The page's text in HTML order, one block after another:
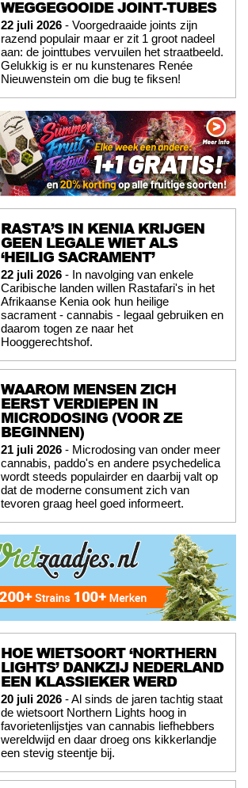
WEGGEGOOIDE JOINT-TUBES
22 juli 2026 - Voorgedraaide joints zijn
razend populair maar er zit 1 groot nadeel
aan: de jointtubes vervuilen het straatbeeld.
Gelukkig is er nu kunstenares Renée
Nieuwenstein om die bug te fiksen!
RASTA’S IN KENIA KRIJGEN
GEEN LEGALE WIET ALS
‘HEILIG SACRAMENT’
22 juli 2026 - In navolging van enkele
Caribische landen willen Rastafari's in het
Afrikaanse Kenia ook hun heilige
sacrament - cannabis - legaal gebruiken en
daarom togen ze naar het
Hooggerechtshof.
WAAROM MENSEN ZICH
EERST VERDIEPEN IN
MICRODOSING (VOOR ZE
BEGINNEN)
21 juli 2026 - Microdosing van onder meer
cannabis, paddo's en andere psychedelica
wordt steeds populairder en daarbij valt op
dat de moderne consument zich van
tevoren graag heel goed informeert.
HOE WIETSOORT ‘NORTHERN
LIGHTS’ DANKZIJ NEDERLAND
EEN KLASSIEKER WERD
20 juli 2026 - Al sinds de jaren tachtig staat
de wietsoort Northern Lights hoog in
favorietenlijstjes van cannabis liefhebbers
wereldwijd en daar droeg ons kikkerlandje
een stevig steentje bij.